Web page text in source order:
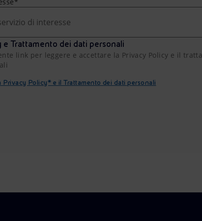
di interesse
e Trattamento dei dati personali
link per leggere e accettare la Privacy Policy e il
Privacy Policy* e il Trattamento dei dati personali